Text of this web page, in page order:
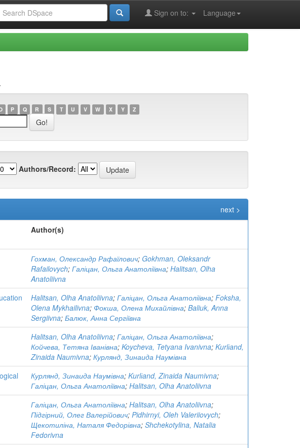
Language
Sign on to:
P Q R S T U V W X Y Z
Authors/Record:
next >
Author(s)
Гохман, Олександр Рафаїлович; Gokhman, Oleksandr
Rafailovych; Галіцан, Ольга Анатоліївна; Halitsan, Olha
Anatoliivna
Halitsan, Olha Anatoliivna; Галіцан, Ольга Анатоліївна; Foksha,
Olena Mykhailivna; Фокша, Олена Михайлівна; Baliuk, Anna
Sergiivna; Балюк, Анна Сергіївна
Halitsan, Olha Anatoliivna; Галіцан, Ольга Анатоліївна;
Койчева, Тетяна Іванівна; Koycheva, Tetyana Ivanivna; Kurlіand,
Zinaida Naumivna; Курлянд, Зинаида Наумівна
Курлянд, Зинаида Наумівна; Kurlіand, Zinaida Naumivna;
Галіцан, Ольга Анатоліївна; Halitsan, Olha Anatoliivna
Галіцан, Ольга Анатоліївна; Halitsan, Olha Anatoliivna;
Підгірний, Олег Валерійович; Pidhirnyi, Oleh Valeriiovych;
Щекотиліна, Наталя Федорівна; Shchekotylina, Natalia
Fedorivna